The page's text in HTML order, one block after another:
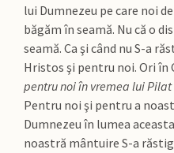
lui Dumnezeu pe care noi
băgăm în seamă. Nu că o
seamă. Ca şi când nu S-a
Hristos şi pentru noi. Ori în
pentru noi în vremea lui
Pentru noi şi pentru a
Dumnezeu în lumea
noastră mântuire S-a